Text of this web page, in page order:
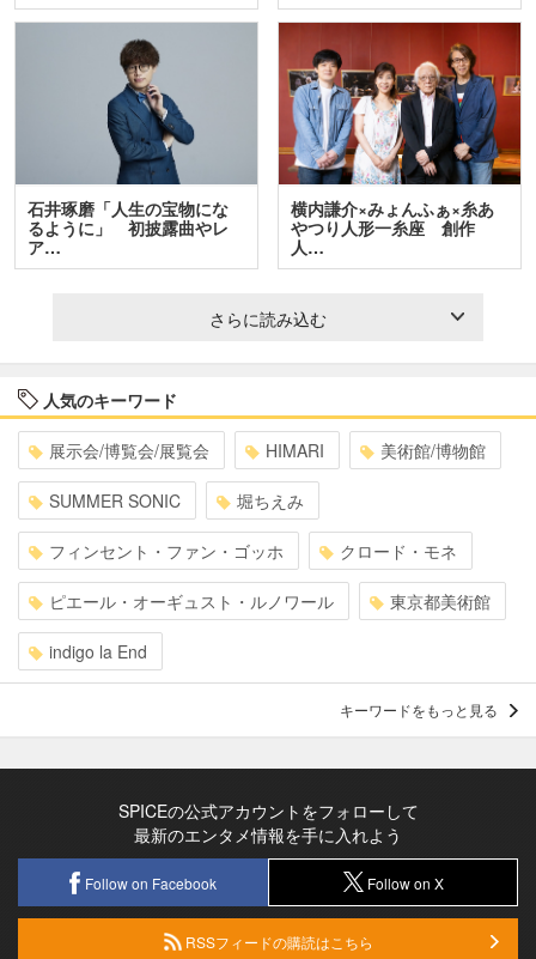
石井琢磨「人生の宝物にな
るように」 初披露曲やレ
ア…
横内謙介×みょんふぁ×糸あ
やつり人形一糸座 創作
人…
さらに読み込む
人気のキーワード
展示会/博覧会/展覧会 HIMARI 美術館/博物館
SUMMER SONIC 堀ちえみ
フィンセント・ファン・ゴッホ クロード・モネ
ピエール・オーギュスト・ルノワール 東京都美術館
indigo la End
キーワードをもっと見る
SPICEの公式アカウントをフォローして
最新のエンタメ情報を手に入れよう
Follow on Facebook Follow on X
RSSフィードの購読はこちら